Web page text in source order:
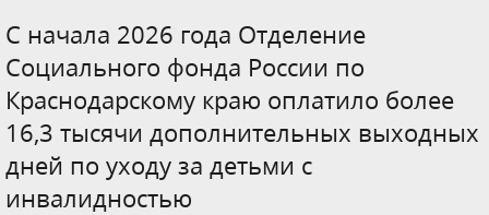
С начала 2026 года Отделение
Социального фонда России по
Краснодарскому краю оплатило более
16,3 тысячи дополнительных выходных
дней по уходу за детьми с
инвалидностью